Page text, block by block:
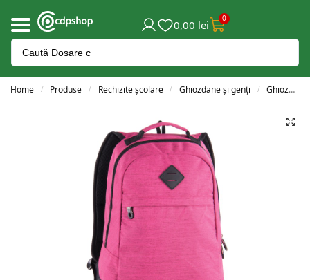
0,00 lei 0
Home / Produse / Rechizite școlare / Ghiozdane și genți / Ghiozdane adolescenți